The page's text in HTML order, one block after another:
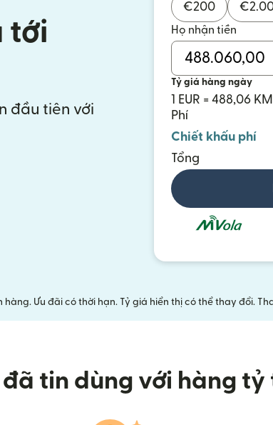
tới
đầu tiên với
€200 €
Họ nhận tiền
Tỷ giá hàng ngày
1 EUR = 488,06
Phí
Chiết khấu phí
Tổng
Ưu đãi có thời hạn. Tỷ giá hiển thị có thể thay đổi.
tin dùng với hàng